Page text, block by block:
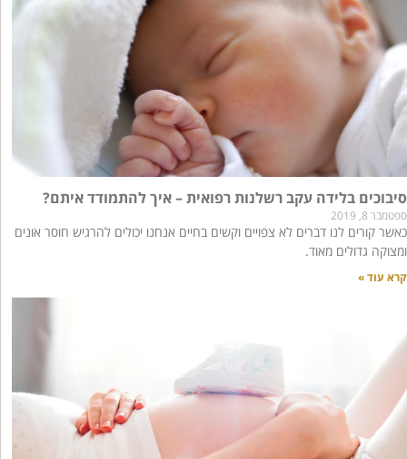
סיבוכים בלידה עקב רשלנות רפואית – איך להתמודד איתם?
ספטמבר 8, 2019
כאשר קורים לנו דברים לא צפויים וקשים בחיים אנחנו יכולים להרגיש חוסר אונים
ומצוקה גדולים מאוד.
קרא עוד »